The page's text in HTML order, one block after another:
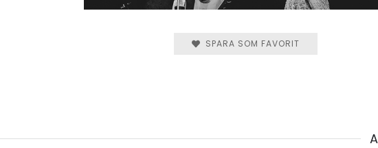
SPARA SOM FAVORIT